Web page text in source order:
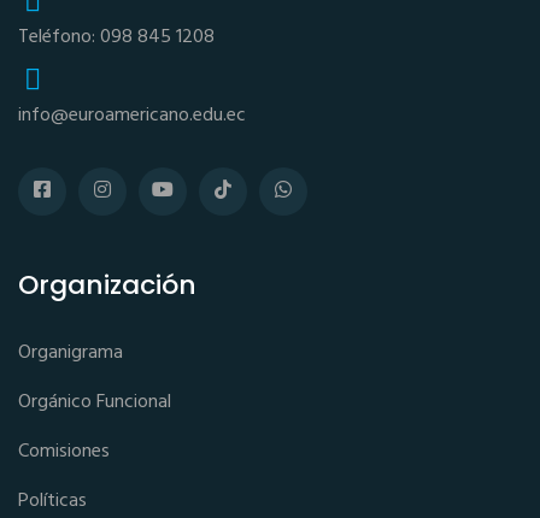
Teléfono: 098 845 1208
info@euroamericano.edu.ec
Organización
Organigrama
Orgánico Funcional
Comisiones
Políticas